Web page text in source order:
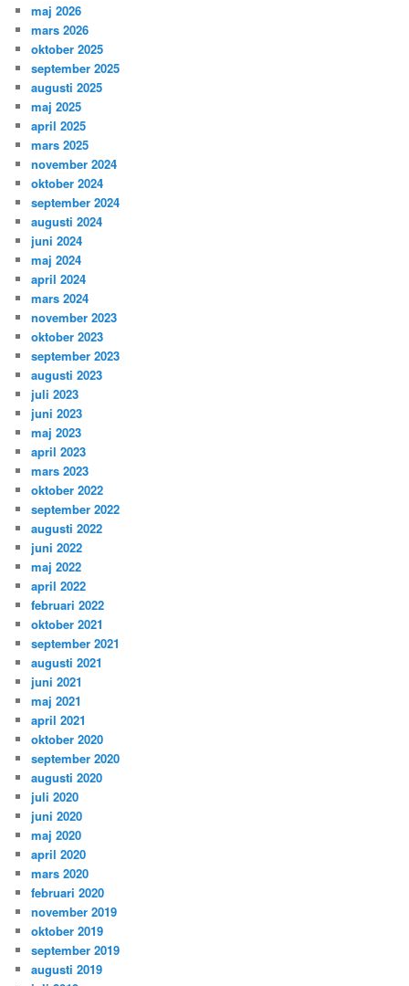
maj 2026
mars 2026
oktober 2025
september 2025
augusti 2025
maj 2025
april 2025
mars 2025
november 2024
oktober 2024
september 2024
augusti 2024
juni 2024
maj 2024
april 2024
mars 2024
november 2023
oktober 2023
september 2023
augusti 2023
juli 2023
juni 2023
maj 2023
april 2023
mars 2023
oktober 2022
september 2022
augusti 2022
juni 2022
maj 2022
april 2022
februari 2022
oktober 2021
september 2021
augusti 2021
juni 2021
maj 2021
april 2021
oktober 2020
september 2020
augusti 2020
juli 2020
juni 2020
maj 2020
april 2020
mars 2020
februari 2020
november 2019
oktober 2019
september 2019
augusti 2019